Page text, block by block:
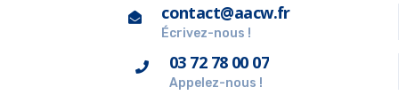
contact@aacw.fr
Écrivez-nous !
03 72 78 00 07
Appelez-nous !